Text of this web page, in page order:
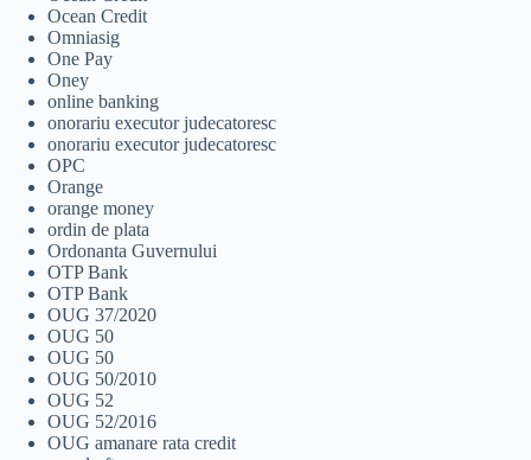
Ocean Credit
Omniasig
One Pay
Oney
online banking
onorariu executor judecatoresc
onorariu executor judecatoresc
OPC
Orange
orange money
ordin de plata
Ordonanta Guvernului
OTP Bank
OTP Bank
OUG 37/2020
OUG 50
OUG 50
OUG 50/2010
OUG 52
OUG 52/2016
OUG amanare rata credit